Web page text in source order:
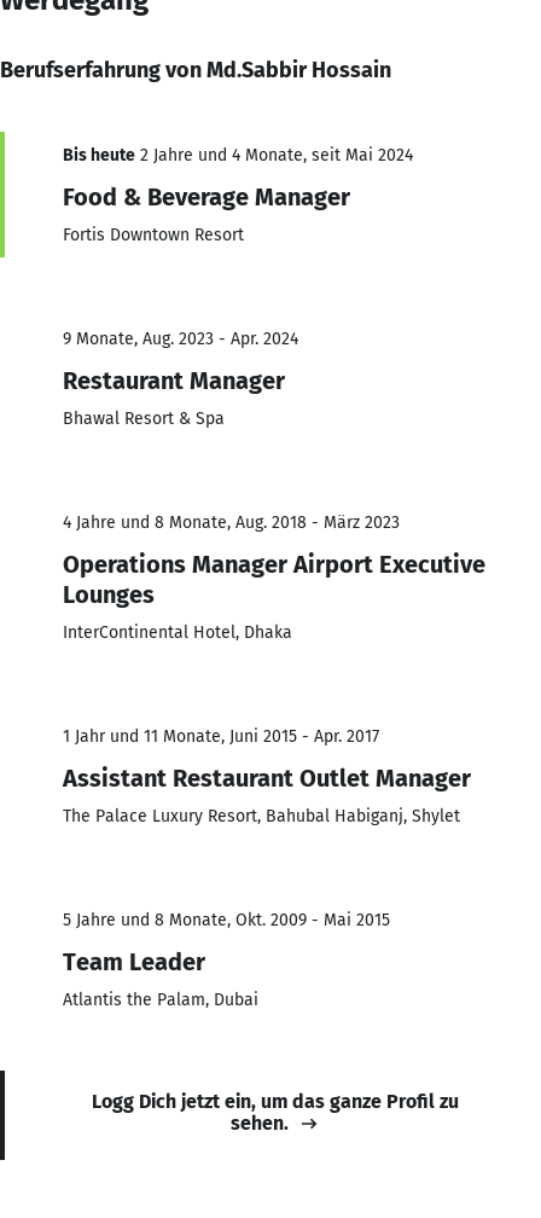
Berufserfahrung von Md.Sabbir Hossain
Bis heute 2 Jahre und 4 Monate, seit Mai 2024
Food & Beverage Manager
Fortis Downtown Resort
9 Monate, Aug. 2023 - Apr. 2024
Restaurant Manager
Bhawal Resort & Spa
4 Jahre und 8 Monate, Aug. 2018 - März 2023
Operations Manager Airport Executive
Lounges
InterContinental Hotel, Dhaka
1 Jahr und 11 Monate, Juni 2015 - Apr. 2017
Assistant Restaurant Outlet Manager
The Palace Luxury Resort, Bahubal Habiganj, Shylet
5 Jahre und 8 Monate, Okt. 2009 - Mai 2015
Team Leader
Atlantis the Palam, Dubai
Logg Dich jetzt ein, um das ganze Profil zu
sehen.